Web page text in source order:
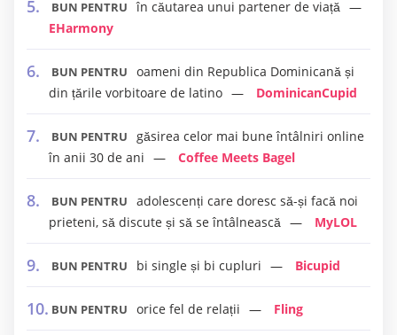
BUN PENTRU
în căutarea unui partener de viață
EHarmony
BUN PENTRU
oameni din Republica Dominicană și
din țările vorbitoare de latino
DominicanCupid
BUN PENTRU
găsirea celor mai bune întâlniri online
în anii 30 de ani
Coffee Meets Bagel
BUN PENTRU
adolescenți care doresc să-și facă noi
prieteni, să discute și să se întâlnească
MyLOL
BUN PENTRU bi single și bi cupluri Bicupid
BUN PENTRU orice fel de relații Fling